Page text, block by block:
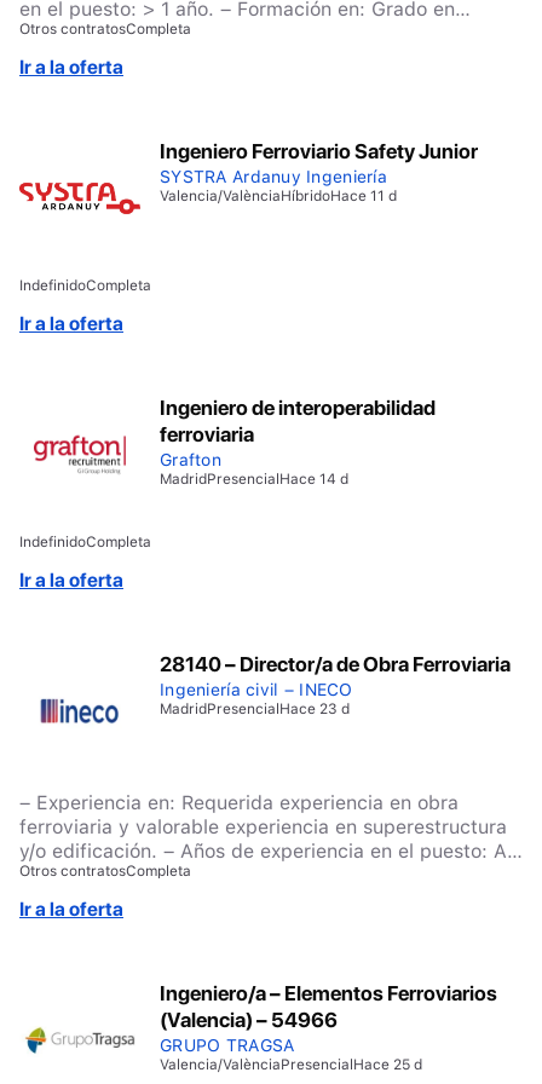
en el puesto: > 1 año. – Formación en: Grado en
Ingeniería Civil, Grado en Ingeniería Industrial –
Programas: Paquete Office – nivel avanzado.
Otros contratosCompleta
Ir a la oferta
Ingeniero Ferroviario Safety Junior
SYSTRA Ardanuy Ingeniería
Valencia/ValènciaHíbridoHace 11 d
IndefinidoCompleta
Ir a la oferta
Ingeniero de interoperabilidad
ferroviaria
Grafton
MadridPresencialHace 14 d
IndefinidoCompleta
Ir a la oferta
28140 – Director/a de Obra Ferroviaria
Ingeniería civil – INECO
MadridPresencialHace 23 d
– Experiencia en: Requerida experiencia en obra
ferroviaria y valorable experiencia en superestructura
y/o edificación. – Años de experiencia en el puesto: Al
menos 10 años. – Titulación: Arquitectura, Máster en
Arquitectura, Ingeniería de Caminos, Canales y
Puertos, Máster en Ingeniería de Caminos, Canales y
Otros contratosCompleta
Ir a la oferta
Ingeniero/a – Elementos Ferroviarios
(Valencia) – 54966
GRUPO TRAGSA
Valencia/ValènciaPresencialHace 25 d